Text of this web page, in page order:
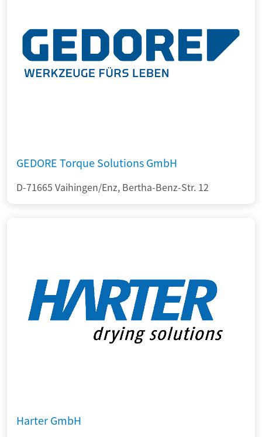
GEDORE Torque Solutions GmbH
D-71665 Vaihingen/Enz, Bertha-Benz-Str. 12
Harter GmbH